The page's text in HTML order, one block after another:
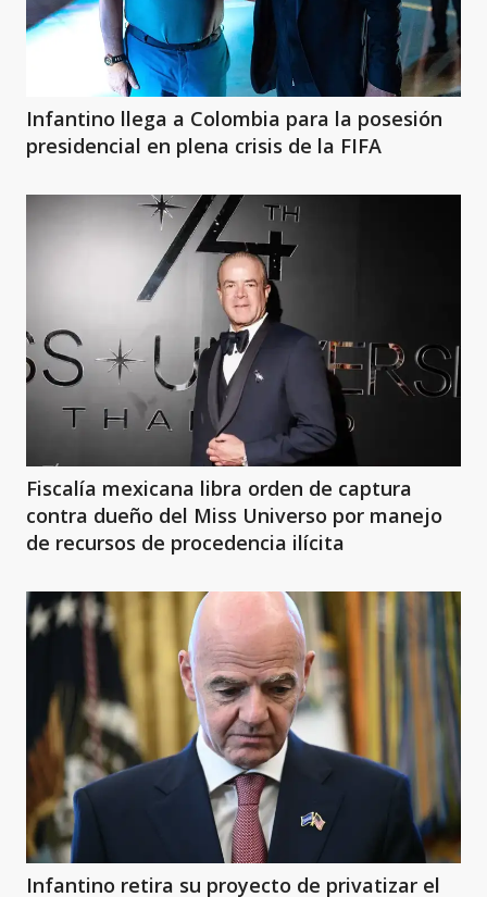
Infantino llega a Colombia para la posesión
presidencial en plena crisis de la FIFA
Fiscalía mexicana libra orden de captura
contra dueño del Miss Universo por manejo
de recursos de procedencia ilícita
Infantino retira su proyecto de privatizar el